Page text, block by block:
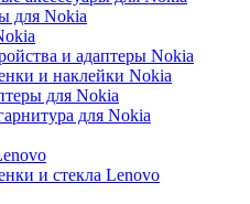
для Nokia
и адаптеры Nokia
и наклейки Nokia
для Nokia
для Nokia
и стекла Lenovo